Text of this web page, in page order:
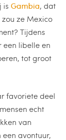
is Gambia, dat
ze Mexico
Tijdens
een libelle en
tot groot
favoriete deel
echt
van
een avontuur,